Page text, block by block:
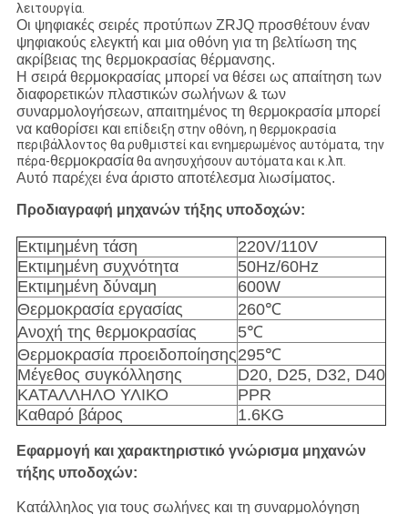
λειτουργία.
Οι ψηφιακές σειρές προτύπων ZRJQ προσθέτουν έναν
ψηφιακούς ελεγκτή και μια οθόνη για τη βελτίωση της
ακρίβειας της θερμοκρασίας θέρμανσης.
Η σειρά θερμοκρασίας μπορεί να θέσει ως απαίτηση των
διαφορετικών πλαστικών σωλήνων & των
συναρμολογήσεων, απαιτημένος τη θερμοκρασία μπορεί
να καθορίσει και επίδειξη στην οθόνη, η θερμοκρασία
περιβάλλοντος θα ρυθμιστεί και ενημερωμένος αυτόματα, την
πέρα-θερμοκρασίαθα ανησυχήσουν αυτόματα και κ.λπ.
Αυτό παρέχει ένα άριστο αποτέλεσμα λιωσίματος.
Προδιαγραφή μηχανών τήξης υποδοχών:
Εκτιμημένη τάση
220V/110V
Εκτιμημένη συχνότητα
50Hz/60Hz
Εκτιμημένη δύναμη
600W
Θερμοκρασία εργασίας
260℃
Ανοχή της θερμοκρασίας
5℃
Θερμοκρασία προειδοποίησης295℃
Μέγεθος συγκόλλησης
D20, D25, D32, D40
ΚΑΤΑΛΛΗΛΟ ΥΛΙΚΟ
PPR
Καθαρό βάρος
1.6KG
Εφαρμογή και χαρακτηριστικό γνώρισμα μηχανών
τήξης υποδοχών:
Κατάλληλος για τους σωλήνες και τη συναρμολόγηση